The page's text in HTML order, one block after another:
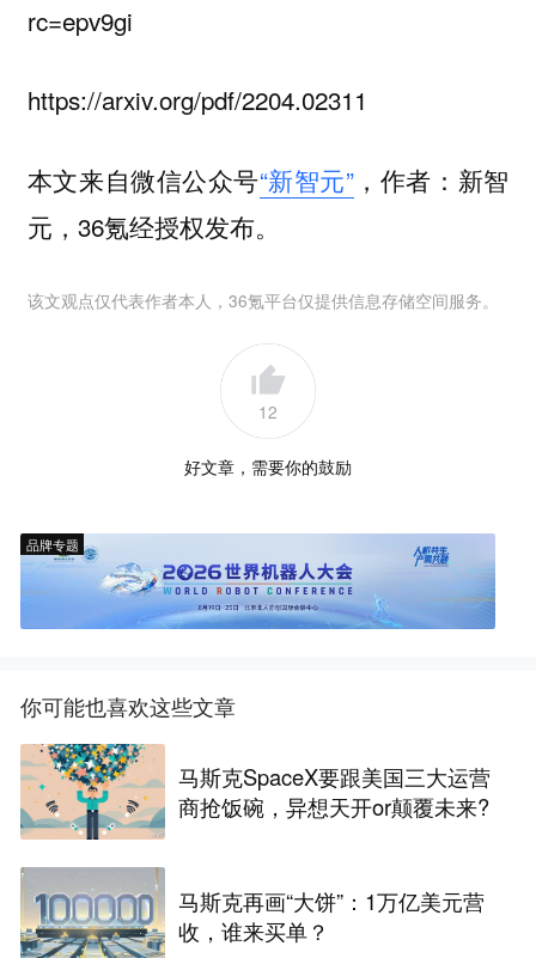
rc=epv9gi
https://arxiv.org/pdf/2204.02311
本文来自微信公众号“新智元”，作者：新智
元，36氪经授权发布。
该文观点仅代表作者本人，36氪平台仅提供信息存储空间服务。
12
好文章，需要你的鼓励
品牌专题
你可能也喜欢这些文章
马斯克SpaceX要跟美国三大运营
商抢饭碗，异想天开or颠覆未来?
马斯克再画“大饼”：1万亿美元营
收，谁来买单？